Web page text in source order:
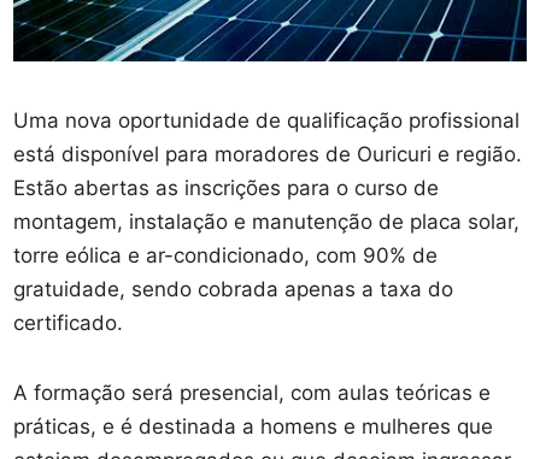
Uma nova oportunidade de qualificação profissional
está disponível para moradores de Ouricuri e região.
Estão abertas as inscrições para o curso de
montagem, instalação e manutenção de placa solar,
torre eólica e ar-condicionado, com 90% de
gratuidade, sendo cobrada apenas a taxa do
certificado.
A formação será presencial, com aulas teóricas e
práticas, e é destinada a homens e mulheres que